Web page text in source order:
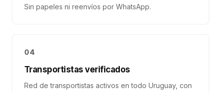
Sin papeles ni reenvíos por WhatsApp.
04
Transportistas verificados
Red de transportistas activos en todo Uruguay, con